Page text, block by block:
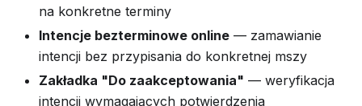
na konkretne terminy
Intencje bezterminowe online — zamawianie
intencji bez przypisania do konkretnej mszy
Zakładka "Do zaakceptowania" — weryfikacja
intencji wymagających potwierdzenia